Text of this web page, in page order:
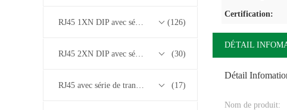
RJ45 1XN DIP avec série de transformateurs base-T 10/100/1000M (126)
RJ45 2XN DIP avec série de transformateurs base-T 10/100/1000M (30)
RJ45 avec série de transformateurs 2.5G/5G/10G Base-T (17)
Certification:
DÉTAIL
Détail
Nom de produit: